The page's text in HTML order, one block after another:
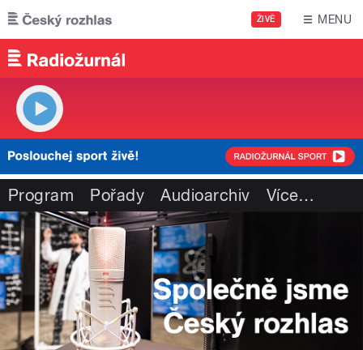
Přejít k hlavnímu obsahu
ŽIVĚ MENU
Program Pořady Audioarchiv Více…